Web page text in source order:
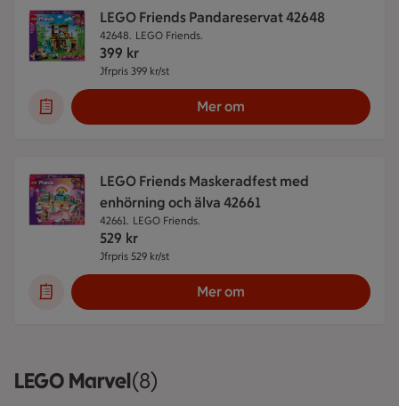
LEGO Friends Pandareservat 42648
42648. LEGO Friends.
399 kr
Jfrpris 399 kr/st
Mer om
LEGO Friends Maskeradfest med
enhörning och älva 42661
42661. LEGO Friends.
529 kr
Jfrpris 529 kr/st
Mer om
LEGO MarvelVisar 8 stycken
(8)